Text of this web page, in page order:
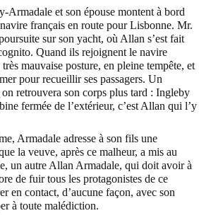
Armadale et son épouse montent à bord
français en route pour Lisbonne. Mr.
sur son yacht, où Allan s’est fait
Quand ils rejoignent le navire
mauvaise posture, en pleine tempête, et
pour recueillir ses passagers. Un
retrouvera son corps plus tard : Ingleby
fermée de l’extérieur, c’est Allan qui l’y
Armadale adresse à son fils une
la veuve, après ce malheur, a mis au
un autre Allan Armadale, qui doit avoir à
de fuir tous les protagonistes de ce
en contact, d’aucune façon, avec son
à toute malédiction.